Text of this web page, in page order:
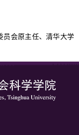
员会原主任、清华大学